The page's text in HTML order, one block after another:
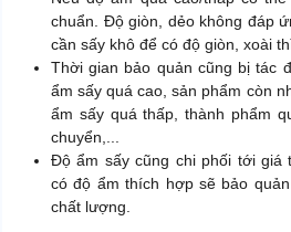
chuẩn. Độ giòn, dẻo không đáp
cần sấy khô để có độ giòn, xoài
Thời gian bảo quản cũng bị tác
ẩm sấy quá cao, sản phẩm còn
ẩm sấy quá thấp, thành phẩm
chuyển,...
Độ ẩm sấy cũng chi phối tới giá
có độ ẩm thích hợp sẽ bảo
chất lượng.